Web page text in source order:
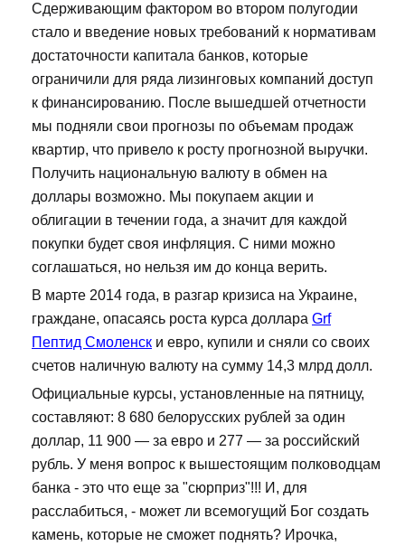
Сдерживающим фактором во втором полугодии
стало и введение новых требований к нормативам
достаточности капитала банков, которые
ограничили для ряда лизинговых компаний доступ
к финансированию. После вышедшей отчетности
мы подняли свои прогнозы по объемам продаж
квартир, что привело к росту прогнозной выручки.
Получить национальную валюту в обмен на
доллары возможно. Мы покупаем акции и
облигации в течении года, а значит для каждой
покупки будет своя инфляция. С ними можно
соглашаться, но нельзя им до конца верить.
В марте 2014 года, в разгар кризиса на Украине,
граждане, опасаясь роста курса доллара Grf
Пептид Смоленск и евро, купили и сняли со своих
счетов наличную валюту на сумму 14,3 млрд долл.
Официальные курсы, установленные на пятницу,
составляют: 8 680 белорусских рублей за один
доллар, 11 900 — за евро и 277 — за российский
рубль. У меня вопрос к вышестоящим полководцам
банка - это что еще за "сюрприз"!!! И, для
расслабиться, - может ли всемогущий Бог создать
камень, которые не сможет поднять? Ирочка,